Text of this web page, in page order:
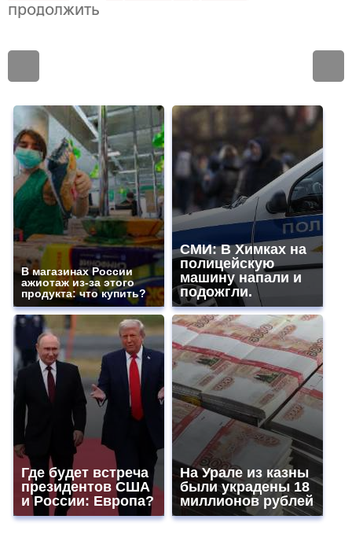
продолжить
В магазинах России
ажиотаж из-за этого
продукта: что купить?
СМИ: В Химках на
полицейскую
машину напали и
подожгли.
Где будет встреча
президентов США
и России: Европа?
На Урале из казны
были украдены 18
миллионов рублей